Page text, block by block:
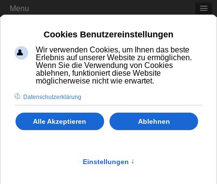
Tel.:0345 - 682 862 51
E- Mail: info@fiseba.de
≡
Erfahrungen
Menu